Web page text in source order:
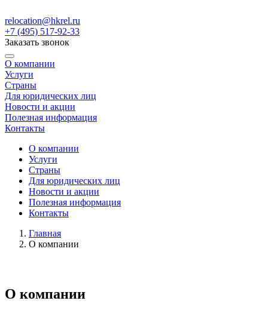
relocation@hkrel.ru
+7 (495) 517-92-33
Заказать звонок
О компании
Услуги
Страны
Для юридических лиц
Новости и акции
Полезная информация
Контакты
О компании
Услуги
Страны
Для юридических лиц
Новости и акции
Полезная информация
Контакты
Главная
О компании
О компании